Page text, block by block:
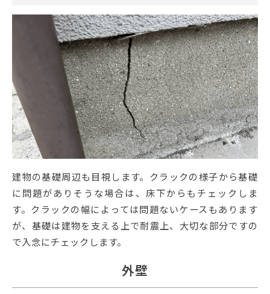
建物の基礎周辺も目視します。クラックの様子から基礎
に問題がありそうな場合は、床下からもチェックしま
す。クラックの幅によっては問題ないケースもあります
が、基礎は建物を支える上で耐震上、大切な部分ですの
で入念にチェックします。
外壁